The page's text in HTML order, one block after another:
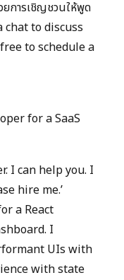
ยการเชิญชวนให้พูด
chat to discuss
to schedule a
for a SaaS
I can help you. I
hire me.’
a React
I
UIs with
with state